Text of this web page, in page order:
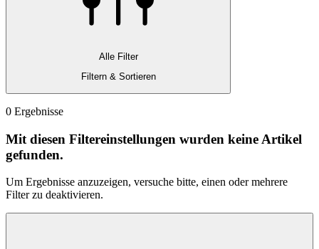
Alle Filter
Filtern & Sortieren
0 Ergebnisse
Mit diesen Filtereinstellungen wurden keine Artikel
gefunden.
Um Ergebnisse anzuzeigen, versuche bitte, einen oder mehrere
Filter zu deaktivieren.